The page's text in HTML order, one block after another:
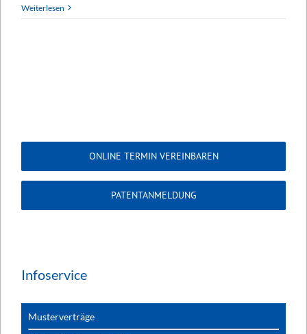
Weiterlesen
ONLINE TERMIN VEREINBAREN
PATENTANMELDUNG
Infoservice
Musterverträge